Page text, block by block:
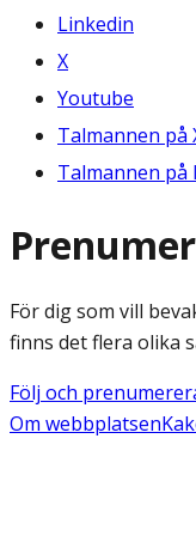
Linkedin
X
Youtube
Talmannen på
Talmannen på
För dig som vill
finns det flera olika
Följ och
Om webbplatsen